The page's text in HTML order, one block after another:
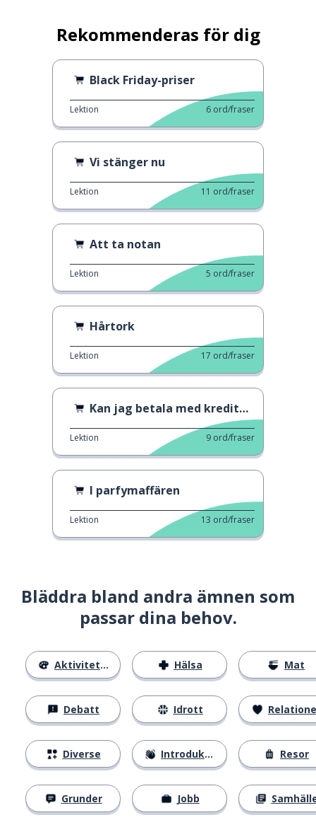
Rekommenderas för dig
Black Friday-priser
Lektion 6 ord/fraser
Vi stänger nu
Lektion 11 ord/fraser
Att ta notan
Lektion 5 ord/fraser
Hårtork
Lektion 17 ord/fraser
Kan jag betala med kreditkort?
Lektion 9 ord/fraser
I parfymaffären
Lektion 13 ord/fraser
Bläddra bland andra ämnen som
passar dina behov.
Aktiviteter
Debatt
Diverse
Grunder
Hälsa
Idrott
Introduktion
Jobb
Mat
Resor